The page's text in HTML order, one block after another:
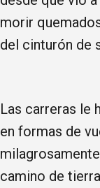
morir
del cinturón de
Las carreras le
en formas de
camino de